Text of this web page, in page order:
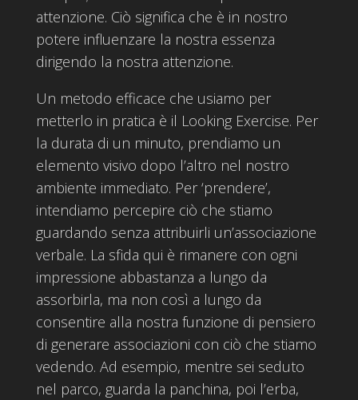
attenzione. Ciò significa che è in nostro
potere influenzare la nostra essenza
dirigendo la nostra attenzione.
Un metodo efficace che usiamo per
metterlo in pratica è il Looking Exercise. Per
la durata di un minuto, prendiamo un
elemento visivo dopo l’altro nel nostro
ambiente immediato. Per ‘prendere’,
intendiamo percepire ciò che stiamo
guardando senza attribuirli un’associazione
verbale. La sfida qui è rimanere con ogni
impressione abbastanza a lungo da
assorbirla, ma non così a lungo da
consentire alla nostra funzione di pensiero
di generare associazioni con ciò che stiamo
vedendo. Ad esempio, mentre sei seduto
nel parco, guarda la panchina, poi l’erba,